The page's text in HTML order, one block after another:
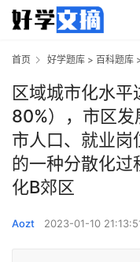
首页 好学题库 > 百科题库
区域城市化水
80%），市区
市人口、就业岗
的一种分散化过
化B郊区
Aozt 2023-01-10